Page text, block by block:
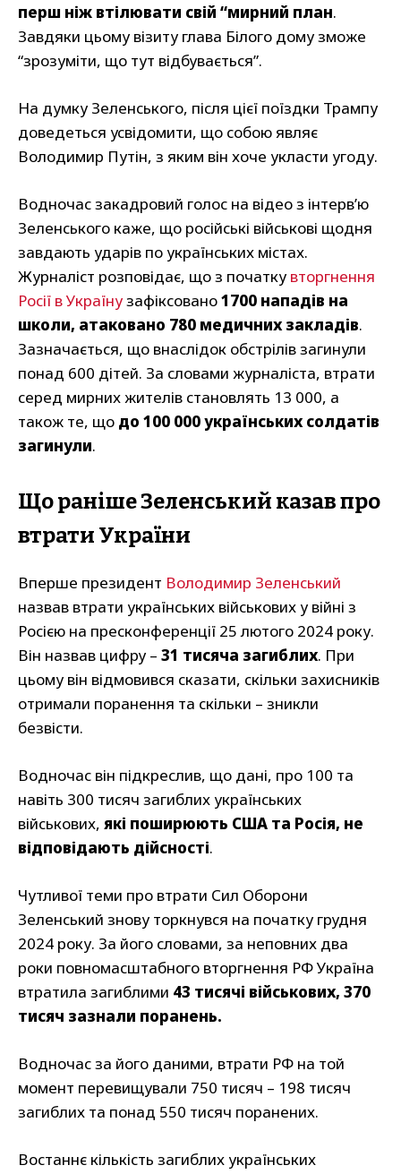
перш ніж втілювати свій “мирний план.
Завдяки цьому візиту глава Білого дому зможе
“зрозуміти, що тут відбувається”.
На думку Зеленського, після цієї поїздки Трампу
доведеться усвідомити, що собою являє
Володимир Путін, з яким він хоче укласти угоду.
Водночас закадровий голос на відео з інтерв’ю
Зеленського каже, що російські військові щодня
завдають ударів по українських містах.
Журналіст розповідає, що з початку вторгнення
Росії в Українузафіксовано1700 нападів на
школи, атаковано 780 медичних закладів.
Зазначається, що внаслідок обстрілів загинули
понад 600 дітей. За словами журналіста, втрати
серед мирних жителів становлять 13 000, а
також те, що до 100 000 українських солдатів
загинули.
Що раніше Зеленський казав про
втрати України
Вперше президент Володимир Зеленський
назвав втрати українських військових у війні з
Росією на пресконференції 25 лютого 2024 року.
Він назвав цифру – 31 тисяча загиблих. При
цьому він відмовився сказати, скільки захисників
отримали поранення та скільки – зникли
безвісти.
Водночас він підкреслив, що дані, про 100 та
навіть 300 тисяч загиблих українських
військових, які поширюють США та Росія, не
відповідають дійсності.
Чутливої теми про втрати Сил Оборони
Зеленський знову торкнувся на початку грудня
2024 року. За його словами, за неповних два
роки повномасштабного вторгнення РФ Україна
втратила загиблими 43 тисячі військових, 370
тисяч зазнали поранень.
Водночас за його даними, втрати РФ на той
момент перевищували 750 тисяч – 198 тисяч
загиблих та понад 550 тисяч поранених.
Востаннє кількість загиблих українських